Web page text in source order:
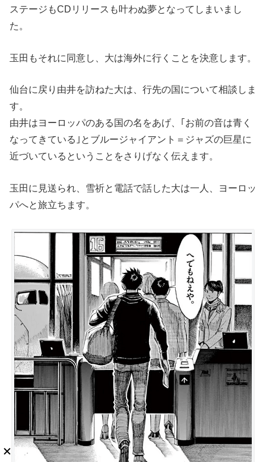
ステージもCDリリースも叶わぬ夢となってしまいまし
た。
玉田もそれに同意し、大は海外に行くことを決意します。
仙台に戻り由井を訪ねた大は、行先の国について相談しま
す。
由井はヨーロッパのある国の名をあげ、｢お前の音は青く
なってきている｣とブルージャイアント＝ジャズの巨星に
近づいているということをさりげなく伝えます。
玉田に見送られ、雪祈と電話で話した大は一人、ヨーロッ
パへと旅立ちます。